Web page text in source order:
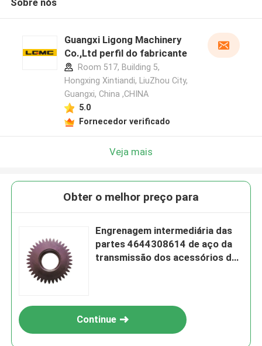
Sobre nós
Guangxi Ligong Machinery
Co.,Ltd perfil do fabricante
Room 517, Building 5,
Hongxing Xintiandi, LiuZhou City,
Guangxi, China ,CHINA
5.0
Fornecedor verificado
Veja mais
Obter o melhor preço para
Engrenagem intermediária das
partes 4644308614 de aço da
transmissão dos acessórios do
Continue